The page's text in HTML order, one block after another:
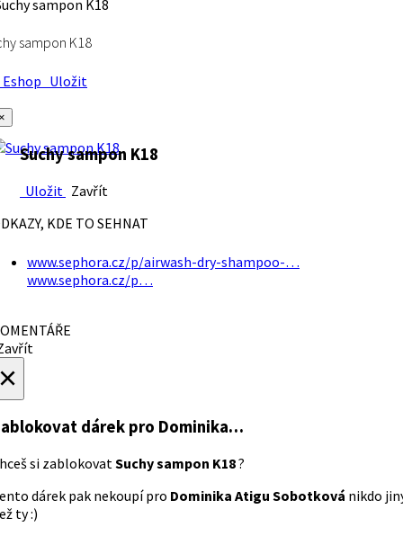
sampon K18
Uložit
Suchy sampon K18
Uložit Zavřít
KDE TO SEHNAT
www.sephora.cz/p/airwash-dry-shampoo-…
www.sephora.cz/p…
dárek pro Dominika…
si zablokovatSuchy sampon K18?
dárek pak nekoupí pro Dominika Atigu Sobotková nikdo
ty :)